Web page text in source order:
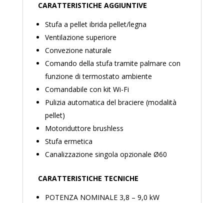
CARATTERISTICHE AGGIUNTIVE
Stufa a pellet ibrida pellet/legna
Ventilazione superiore
Convezione naturale
Comando della stufa tramite palmare con
funzione di termostato ambiente
Comandabile con kit Wi-Fi
Pulizia automatica del braciere (modalità
pellet)
Motoriduttore brushless
Stufa ermetica
Canalizzazione singola opzionale Ø60
CARATTERISTICHE TECNICHE
POTENZA NOMINALE 3,8 – 9,0 kW